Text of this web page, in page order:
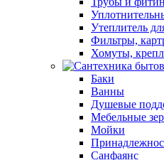
Утеплитель
Фильтры,
Хомуты,
Баки
Ванны
Душевые
Мебельные
Мойки
Санфаянс